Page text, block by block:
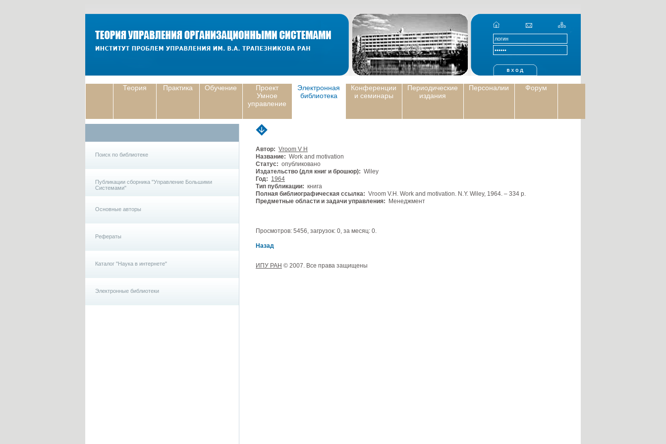
Теория Практика Обучение
Проект
Умное
управление
Электронная
библиотека
Конференции
и семинары
Периодические
издания
Персоналии Форум
Поиск по библиотеке
Публикации сборника "Управление Большими
Системами"
Основные авторы
Рефераты
Каталог "Наука в интернете"
Электронные библиотеки
Автор: Vroom V H
Название: Work and motivation
Статус: опубликовано
Издательство (для книг и брошюр): Wiley
Год: 1964
Тип публикации: книга
Полная библиографическая ссылка: Vroom V.H. Work and motivation. N.Y. Wiley, 1964. – 334 p.
Предметные области и задачи управления: Менеджмент
Просмотров: 5456, загрузок: 0, за месяц: 0.
Назад
ИПУ РАН © 2007. Все права защищены